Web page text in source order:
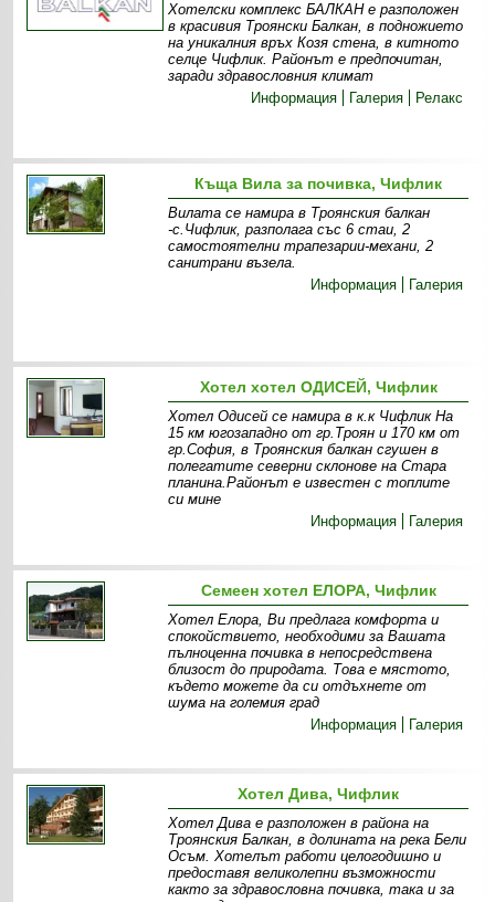
Хотелски комплекс БАЛКАН е разположен
в красивия Троянски Балкан, в подножието
на уникалния връх Козя стена, в китното
селце Чифлик. Районът е предпочитан,
заради здравословния климат
Информация
Галерия Релакс
Къща Вила за почивка, Чифлик
Вилата се намира в Троянския балкан
-с.Чифлик, разполага със 6 стаи, 2
самостоятелни трапезарии-механи, 2
санитрани възела.
Информация
Галерия
Хотел хотел ОДИСЕЙ, Чифлик
Хотел Одисей се намира в к.к Чифлик На
15 км югозападно от гр.Троян и 170 км от
гр.София, в Троянския балкан сгушен в
полегатите северни склонове на Стара
планина.Районът е известен с топлите
си мине
Информация
Галерия
Семеен хотел ЕЛОРА, Чифлик
Хотел Елора, Ви предлага комфорта и
спокойствието, необходими за Вашата
пълноценна почивка в непосредствена
близост до природата. Това е мястото,
където можете да си отдъхнете от
шума на големия град
Информация
Галерия
Хотел Дива, Чифлик
Хотел Дива е разположен в района на
Троянския Балкан, в долината на река Бели
Осъм. Хотелът работи целогодишно и
предоставя великолепни възможности
както за здравословна почивка, така и за